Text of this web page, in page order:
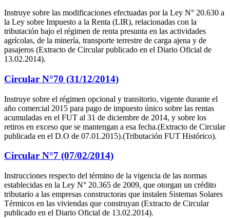
Instruye sobre las modificaciones efectuadas por la Ley N° 20.630 a
la Ley sobre Impuesto a la Renta (LIR), relacionadas con la
tributación bajo el régimen de renta presunta en las actividades
agrícolas, de la minería, transporte terrestre de carga ajena y de
pasajeros (Extracto de Circular publicado en el Diario Oficial de
13.02.2014).
Circular N°70 (31/12/2014)
Instruye sobre el régimen opcional y transitorio, vigente durante el
año comercial 2015 para pago de impuesto único sobre las rentas
acumuladas en el FUT al 31 de diciembre de 2014, y sobre los
retiros en exceso que se mantengan a esa fecha.(Extracto de Circular
publicada en el D.O de 07.01.2015).(Tributación FUT Histórico).
Circular N°7 (07/02/2014)
Instrucciones respecto del término de la vigencia de las normas
establecidas en la Ley N° 20.365 de 2009, que otorgan un crédito
tributario a las empresas constructoras que instalen Sistemas Solares
Térmicos en las viviendas que construyan (Extracto de Circular
publicado en el Diario Oficial de 13.02.2014).